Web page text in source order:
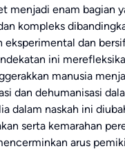
menjadi enam bagian
kompleks
dan
ini
manusia
dan dehumanisasi
dalam naskah ini
serta kemarahan
arus